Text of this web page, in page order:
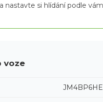
a nastavte si hlídání podle
voze